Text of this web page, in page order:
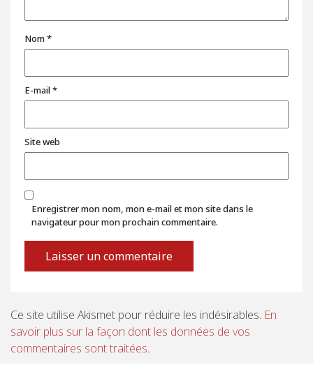
Nom*
E-mail*
Site web
Enregistrer mon nom, mon e-mail et mon site dans le
navigateur pour mon prochain commentaire.
Ce site utilise Akismet pour réduire les indésirables. En
savoir plus sur la façon dont les données de vos
commentaires sont traitées.